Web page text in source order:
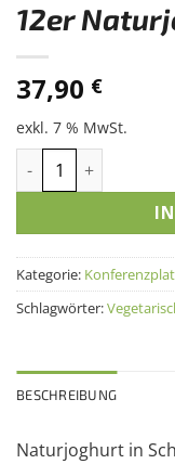
12er
37,90 €
exkl. 7 % MwSt.
12er Naturjoghurt
Kategorie:
Schlagwörter:
BESCHREIBUNG
Naturjoghurt in